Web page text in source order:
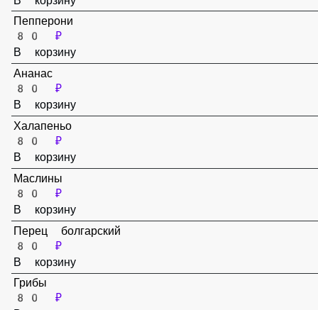
80 ₽
В корзину
Пепперони
80 ₽
В корзину
Ананас
80 ₽
В корзину
Халапеньо
80 ₽
В корзину
Маслины
80 ₽
В корзину
Перец болгарский